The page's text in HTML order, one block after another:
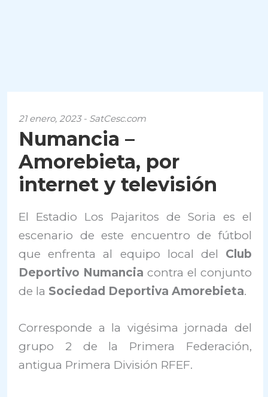
21 enero, 2023 - SatCesc.com
Numancia –
Amorebieta, por
internet y televisión
El Estadio Los Pajaritos de Soria es el
escenario de este encuentro de fútbol
que enfrenta al equipo local del Club
Deportivo Numancia contra el conjunto
de la Sociedad Deportiva Amorebieta.
Corresponde a la vigésima jornada del
grupo 2 de la Primera Federación,
antigua Primera División RFEF.